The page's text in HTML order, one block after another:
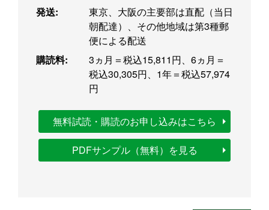
発送:
東京、大阪の主要部は直配（当日
朝配達）、その他地域は第3種郵
便による配送
購読料:
3ヵ月＝税込15,811円、6ヵ月＝
税込30,305円、1年＝税込57,974
円
無料試読・購読のお申し込みはこちら
PDFサンプル（無料）を見る